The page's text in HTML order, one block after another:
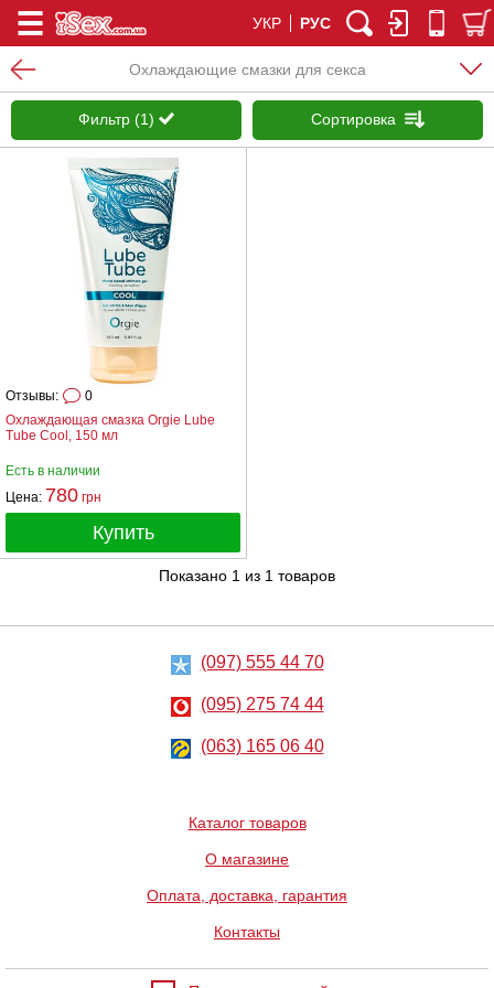
УКР РУС
Охлаждающие смазки для секса
Фильтр (1) Сортировка
Охлаждающая смазка Orgie Lube
Tube Cool, 150 мл
Отзывы: 0
Есть в наличии
Цена: 780 грн
Купить
Показано 1 из 1 товаров
(097) 555 44 70
(095) 275 74 44
(063) 165 06 40
Каталог товаров
О магазине
Оплата, доставка, гарантия
Контакты